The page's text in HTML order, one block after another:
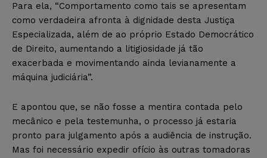
Para ela, “Comportamento como tais se apresentam
como verdadeira afronta à dignidade desta Justiça
Especializada, além de ao próprio Estado Democrático
de Direito, aumentando a litigiosidade já tão
exacerbada e movimentando ainda levianamente a
máquina judiciária”.
E apontou que, se não fosse a mentira contada pelo
mecânico e pela testemunha, o processo já estaria
pronto para julgamento após a audiência de instrução.
Mas foi necessário expedir ofício às outras tomadoras